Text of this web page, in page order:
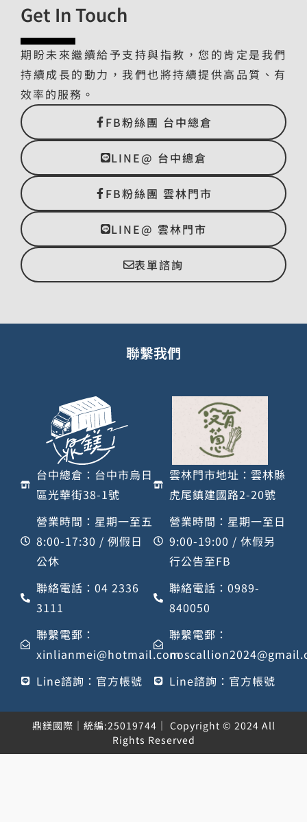
Get In Touch
期盼未來繼續給予支持與指教，您的肯定是我們
持續成長的動力，我們也將持續提供高品質、有
效率的服務。
FB粉絲團 台中總倉
LINE@ 台中總倉
FB粉絲團 雲林門市
LINE@ 雲林門市
表單諮詢
聯繫我們
台中總倉：台中市烏日
區光華街38-1號
營業時間：星期一至五
8:00-17:30 / 例假日
公休
聯絡電話：04 2336
3111
聯繫電郵：
xinlianmei@hotmail.com
Line諮詢：官方帳號
雲林門市地址：雲林縣
虎尾鎮建國路2-20號
營業時間：星期一至日
9:00-19:00 / 休假另
行公告至FB
聯絡電話：0989-
840050
聯繫電郵：
Line諮詢：官方帳號
鼎鎂國際｜統編:25019744｜ Copyright © 2024 All
Rights Reserved